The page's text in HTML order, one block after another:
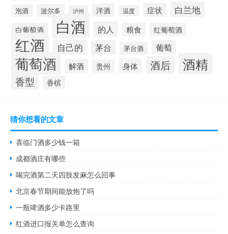
泡酒 波尔多 泸州 洋酒 温度 症状 白兰地
白葡萄酒 白酒 的人 粮食 红葡萄酒
红酒 自己的 茅台 茅台酒 葡萄
葡萄酒 解酒 贵州 身体 酒后 酒精
香型 香槟
猜你想看的文章
喜临门酒多少钱一箱
成都酒庄有哪些
喝完酒第二天四肢发麻怎么回事
北京春节期间能放炮了吗
一瓶啤酒多少卡路里
红酒进口报关单怎么查询